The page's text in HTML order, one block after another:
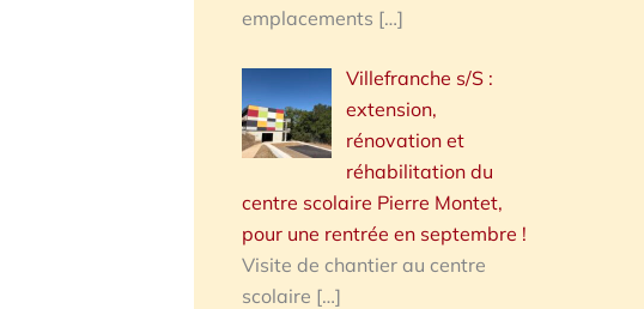
emplacements […]
Villefranche s/S :
extension,
rénovation et
réhabilitation du
centre scolaire Pierre Montet,
pour une rentrée en septembre !
Visite de chantier au centre
scolaire […]